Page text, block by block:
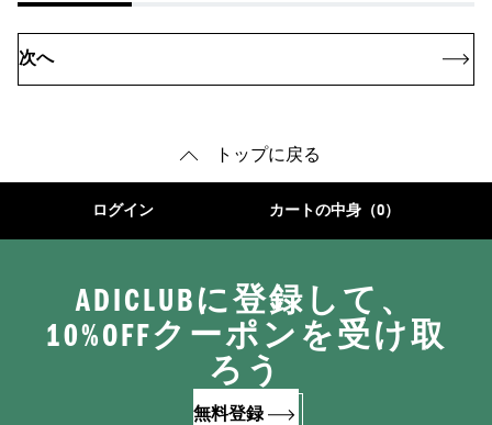
次へ
トップに戻る
ログイン カートの中身（0）
ADICLUBに登録して、
10%OFFクーポンを受け取
ろう
無料登録